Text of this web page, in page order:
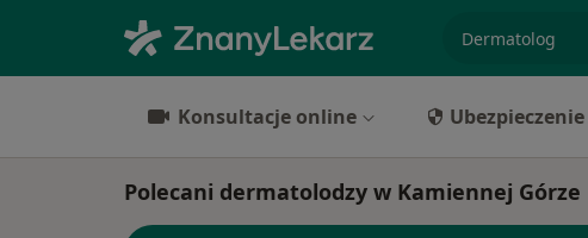
Konsultacje online Ubezpieczenie
Polecani dermatolodzy w Kamiennej Górze